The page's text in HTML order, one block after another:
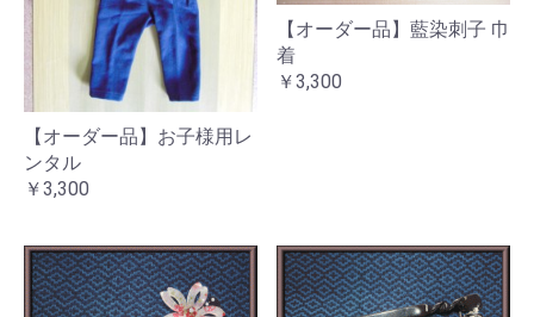
【オーダー品】お子様用レ
ンタル
￥3,300
【オーダー品】藍染刺子 巾
着
￥3,300